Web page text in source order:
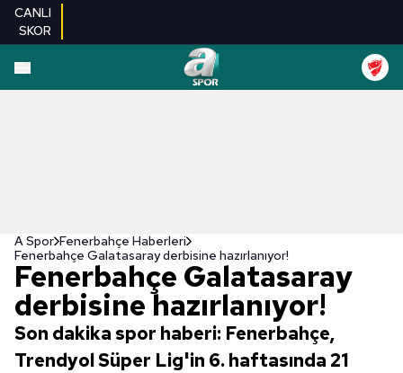
CANLI
SKOR
A Spor Fenerbahçe Haberleri
Fenerbahçe Galatasaray derbisine hazırlanıyor!
Fenerbahçe Galatasaray
derbisine hazırlanıyor!
Son dakika spor haberi: Fenerbahçe,
Trendyol Süper Lig'in 6. haftasında 21